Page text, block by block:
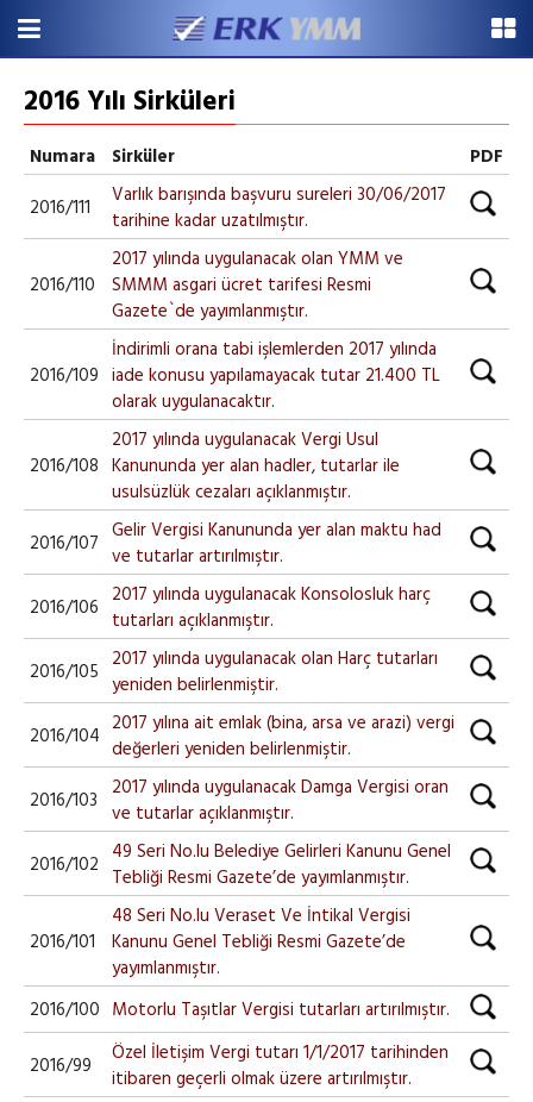
2016 Yılı Sirküleri
Numara Sirküler
PDF
2016/111
Varlık barışında başvuru sureleri 30/06/2017
tarihine kadar uzatılmıştır.
2016/110
2017 yılında uygulanacak olan YMM ve
SMMM asgari ücret tarifesi Resmi
Gazete`de yayımlanmıştır.
2016/109
İndirimli orana tabi işlemlerden 2017 yılında
iade konusu yapılamayacak tutar 21.400 TL
olarak uygulanacaktır.
2016/108
2017 yılında uygulanacak Vergi Usul
Kanununda yer alan hadler, tutarlar ile
usulsüzlük cezaları açıklanmıştır.
2016/107 Gelir Vergisi Kanununda yer alan maktu had
ve tutarlar artırılmıştır.
2016/106 2017 yılında uygulanacak Konsolosluk harç
tutarları açıklanmıştır.
2016/105 2017 yılında uygulanacak olan Harç tutarları
yeniden belirlenmiştir.
2016/104 2017 yılına ait emlak (bina, arsa ve arazi) vergi
değerleri yeniden belirlenmiştir.
2016/103 2017 yılında uygulanacak Damga Vergisi oran
ve tutarlar açıklanmıştır.
2016/102 49 Seri No.lu Belediye Gelirleri Kanunu Genel
Tebliği Resmi Gazete’de yayımlanmıştır.
2016/101
48 Seri No.lu Veraset Ve İntikal Vergisi
Kanunu Genel Tebliği Resmi Gazete’de
yayımlanmıştır.
2016/100 Motorlu Taşıtlar Vergisi tutarları artırılmıştır.
2016/99
Özel İletişim Vergi tutarı 1/1/2017 tarihinden
itibaren geçerli olmak üzere artırılmıştır.